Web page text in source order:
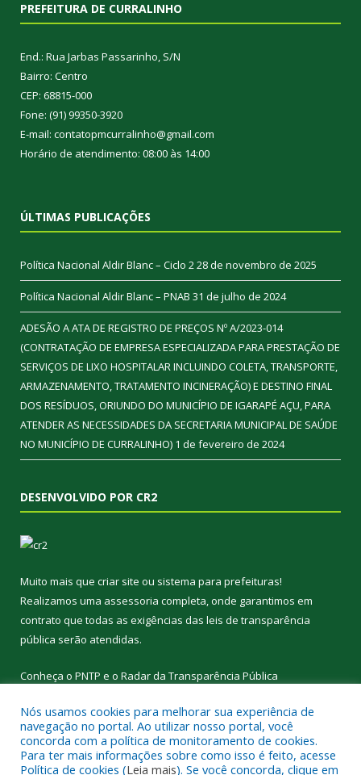
PREFEITURA DE CURRALINHO
End.: Rua Jarbas Passarinho, S/N
Bairro: Centro
CEP: 68815-000
Fone: (91) 99350-3920
E-mail: contatopmcurralinho@gmail.com
Horário de atendimento: 08:00 às 14:00
ÚLTIMAS PUBLICAÇÕES
Política Nacional Aldir Blanc – Ciclo 228 de novembro de 2025
Política Nacional Aldir Blanc – PNAB 31 de julho de 2024
ADESÃO A ATA DE REGISTRO DE PREÇOS Nº A/2023-014
(CONTRATAÇÃO DE EMPRESA ESPECIALIZADA PARA PRESTAÇÃO DE
SERVIÇOS DE LIXO HOSPITALAR INCLUINDO COLETA, TRANSPORTE,
ARMAZENAMENTO, TRATAMENTO INCINERAÇÃO) E DESTINO FINAL
DOS RESÍDUOS, ORIUNDO DO MUNICÍPIO DE IGARAPÉ AÇU, PARA
ATENDER AS NECESSIDADES DA SECRETARIA MUNICIPAL DE SAÚDE
NO MUNICÍPIO DE CURRALINHO) 1 de fevereiro de 2024
DESENVOLVIDO POR CR2
Muito mais que criar site ou sistema para prefeituras!
Realizamos uma assessoria completa, onde garantimos em
contrato que todas as exigências das leis de transparência
pública serão atendidas.
Conheça o PNTP e o Radar da Transparência Pública
Todos os direitos reservados a Prefeitura Municipal de
Nós usamos cookies para melhorar sua experiência de
navegação no portal. Ao utilizar nosso portal, você
concorda com a política de monitoramento de cookies.
Para ter mais informações sobre como isso é feito, acesse
Política de cookies (Leia mais). Se você concorda, clique em